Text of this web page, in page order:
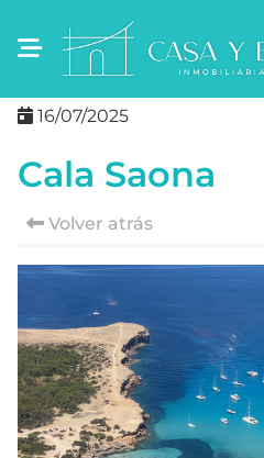
Cala Saona
Volver atrás
16/07/2025